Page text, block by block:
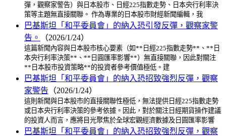
彈，觀察家警告）與日本股市、日經225指數走勢、日本央行利率決
策等主題無直接關聯。 作為專業的日本股市財經新聞編輯，我
巴基斯坦「和平委員會」的納入恐引發反彈，觀察家警
告。
（2026/1/24）
這篇新聞內容與日本股市核心要素（如**日經225指數走勢**、**日
本央行利率決策**、**日圓匯率影響**）無直接關聯，因此對關注
**日本股市投資策略**的投資者參考價值極低。建
巴基斯坦「和平委員會」的納入恐招致強烈反彈，觀察
家警告 （2026/1/24）
這則新聞與日本股市的直接關聯性極低，無法提供日經225指數走勢
或日本央行利率決策的參考依據。因此，對於關注日經期貨操作建議
的投資人而言，應將目光聚焦於全球宏觀經濟數據及日圓匯率影響
巴基斯坦「和平委員會」的納入恐招致強烈反彈，觀察